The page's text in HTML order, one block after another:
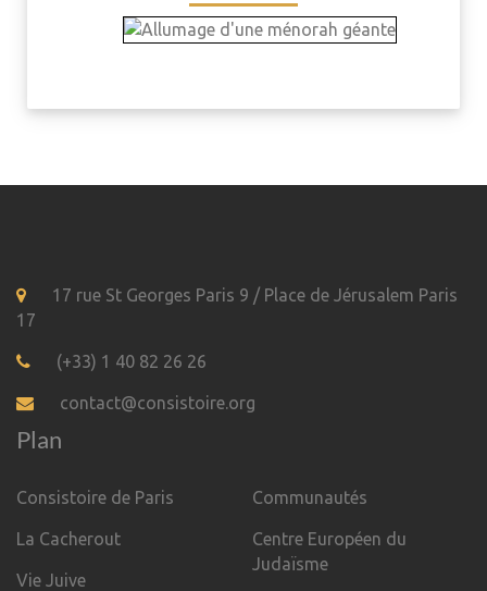
17 rue St Georges Paris 9 / Place de Jérusalem Paris
17
(+33) 1 40 82 26 26
contact@consistoire.org
Plan
Consistoire de Paris
La Cacherout
Vie Juive
Communautés
Centre Européen du
Judaïsme